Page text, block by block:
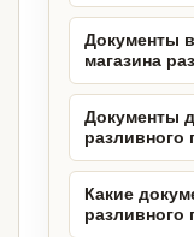
Документы
магазина
Документы
разливного
Какие
разливного